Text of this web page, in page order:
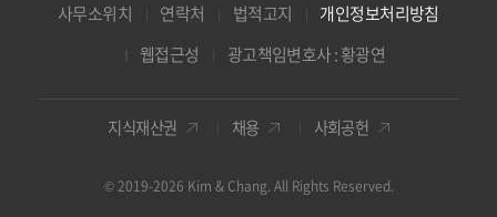
사무소위치 연락처 법적고지
개인정보처리방침
웹접근성
광고책임변호사 : 황광연
지식재산권 채용 사회공헌
© 2019-2026 Kim & Chang. All Rights Reserved.